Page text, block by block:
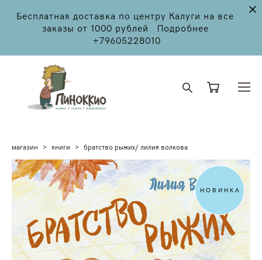
Бесплатная доставка по центру Калуги на все
заказы от 1000 рублей Подробнее
+79605228010
магазин > книги > братство рыжих/ лилия волкова
НОВИНКА